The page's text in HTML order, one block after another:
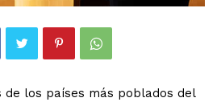
de los países más poblados del